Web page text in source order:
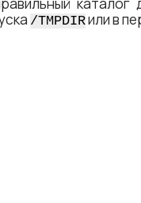
/TMPDIRили в